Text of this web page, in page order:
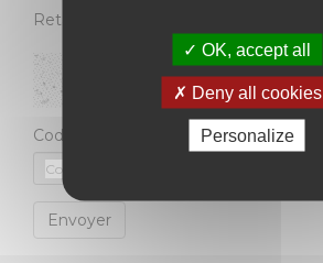
Retaper le code présent sur l'image
Code :
Envoyer
OK, accept all
Deny all cookies
Personalize